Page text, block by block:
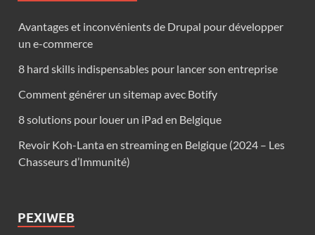
Avantages et inconvénients de Drupal pour développer
un e-commerce
8 hard skills indispensables pour lancer son entreprise
Comment générer un sitemap avec Botify
8 solutions pour louer un iPad en Belgique
Revoir Koh-Lanta en streaming en Belgique (2024 – Les
Chasseurs d’Immunité)
PEXIWEB